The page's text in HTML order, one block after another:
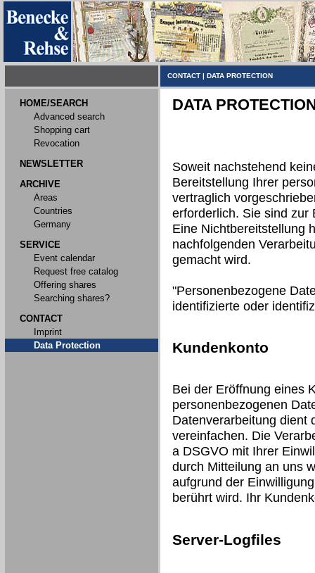
CONTACT | DATA PROTECTION
HOME/SEARCH
Advanced search
Shopping cart
Revocation
NEWSLETTER
ARCHIVE
Areas
Countries
Germany
SERVICE
Event calendar
Request free catalog
Offering shares
Searching shares?
CONTACT
Imprint
Data Protection
DATA
Soweit nachstehend
Bereitstellung Ihrer
vertraglich
erforderlich. Sie sind zur
Eine Nichtbereitstellung
nachfolgenden
gemacht wird.
"Personenbezogene
identifizierte oder
Kundenkonto
Bei der Eröffnung eines
personenbezogenen
Datenverarbeitung dient
vereinfachen. Die
a DSGVO mit Ihrer
durch Mitteilung an uns
aufgrund der
berührt wird. Ihr
Server-Logfiles